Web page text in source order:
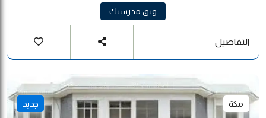
وثق مدرستك
التفاصيل
مكة جديد